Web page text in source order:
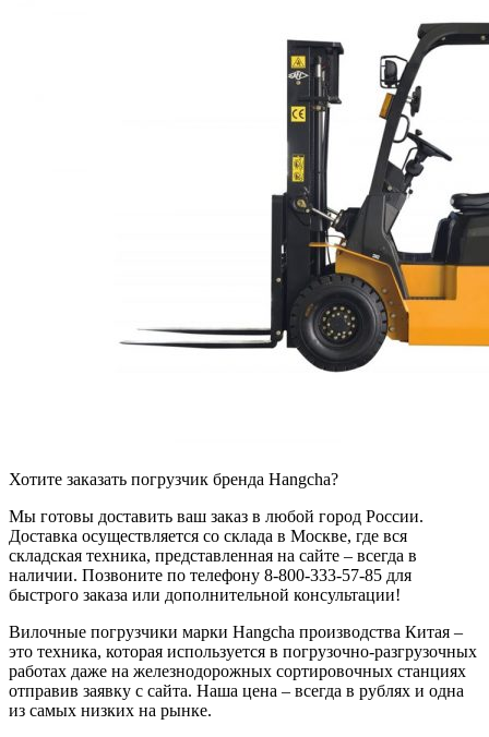
Хотите заказать погрузчик бренда Hangcha?
Мы готовы доставить ваш заказ в любой город России.
Доставка осуществляется со склада в Москве, где вся
складская техника, представленная на сайте – всегда в
наличии. Позвоните по телефону 8-800-333-57-85 для
быстрого заказа или дополнительной консультации!
Вилочные погрузчики марки Hangcha производства Китая –
это техника, которая используется в погрузочно-разгрузочных
работах даже на железнодорожных сортировочных станциях
отправив заявку с сайта. Наша цена – всегда в рублях и одна
из самых низких на рынке.